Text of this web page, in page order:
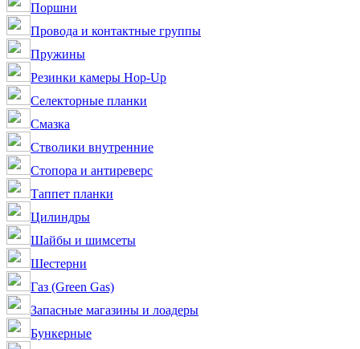
Поршни
Провода и контактные группы
Пружины
Резинки камеры Hop-Up
Селекторные планки
Смазка
Стволики внутренние
Стопора и антиреверс
Таппет планки
Цилиндры
Шайбы и шимсеты
Шестерни
Газ (Green Gas)
Запасные магазины и лоадеры
Бункерные